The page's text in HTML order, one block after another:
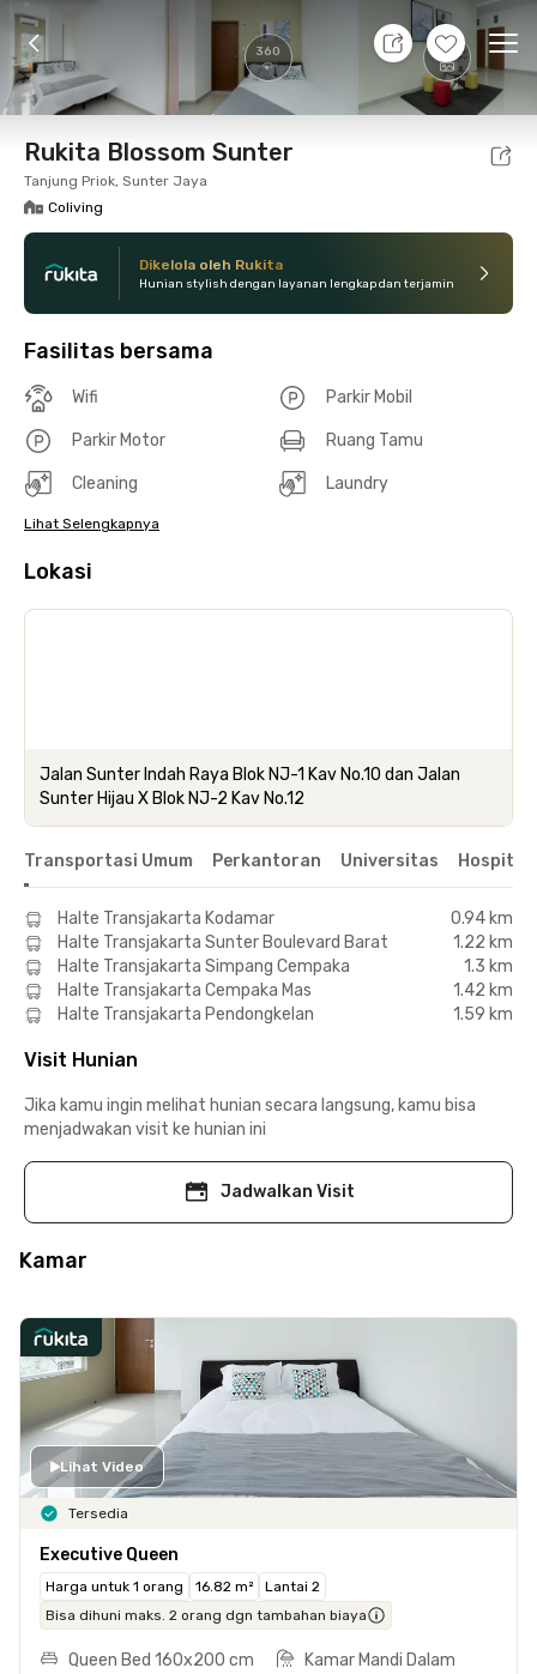
360 +16
8 Agt 26 - Belum tahu
Foto Fasilitas bersama Lokasi Kamar
Rukita Blossom Sunter
Tanjung Priok, Sunter Jaya
Coliving
Dikelola oleh Rukita
Hunian stylish dengan layanan lengkap dan terjamin
Fasilitas bersama
Wifi Parkir Mobil
Parkir Motor Ruang Tamu
Cleaning Laundry
Lihat Selengkapnya
Lokasi
Jalan Sunter Indah Raya Blok NJ-1 Kav No.10 dan Jalan
Sunter Hijau X Blok NJ-2 Kav No.12
Transportasi Umum Perkantoran Universitas Hospital
Halte Transjakarta Kodamar
0.94 km
Halte Transjakarta Sunter Boulevard Barat
1.22 km
Halte Transjakarta Simpang Cempaka
1.3 km
Halte Transjakarta Cempaka Mas
1.42 km
Halte Transjakarta Pendongkelan
1.59 km
Visit Hunian
Jika kamu ingin melihat hunian secara langsung, kamu bisa
menjadwakan visit ke hunian ini
Jadwalkan Visit
Kamar
Lihat Video
Tersedia
Executive Queen
Harga untuk 1 orang 16.82 m²
Lantai 2
Bisa dihuni maks. 2 orang dgn tambahan biaya
Queen Bed 160x200 cm
Kamar Mandi Dalam